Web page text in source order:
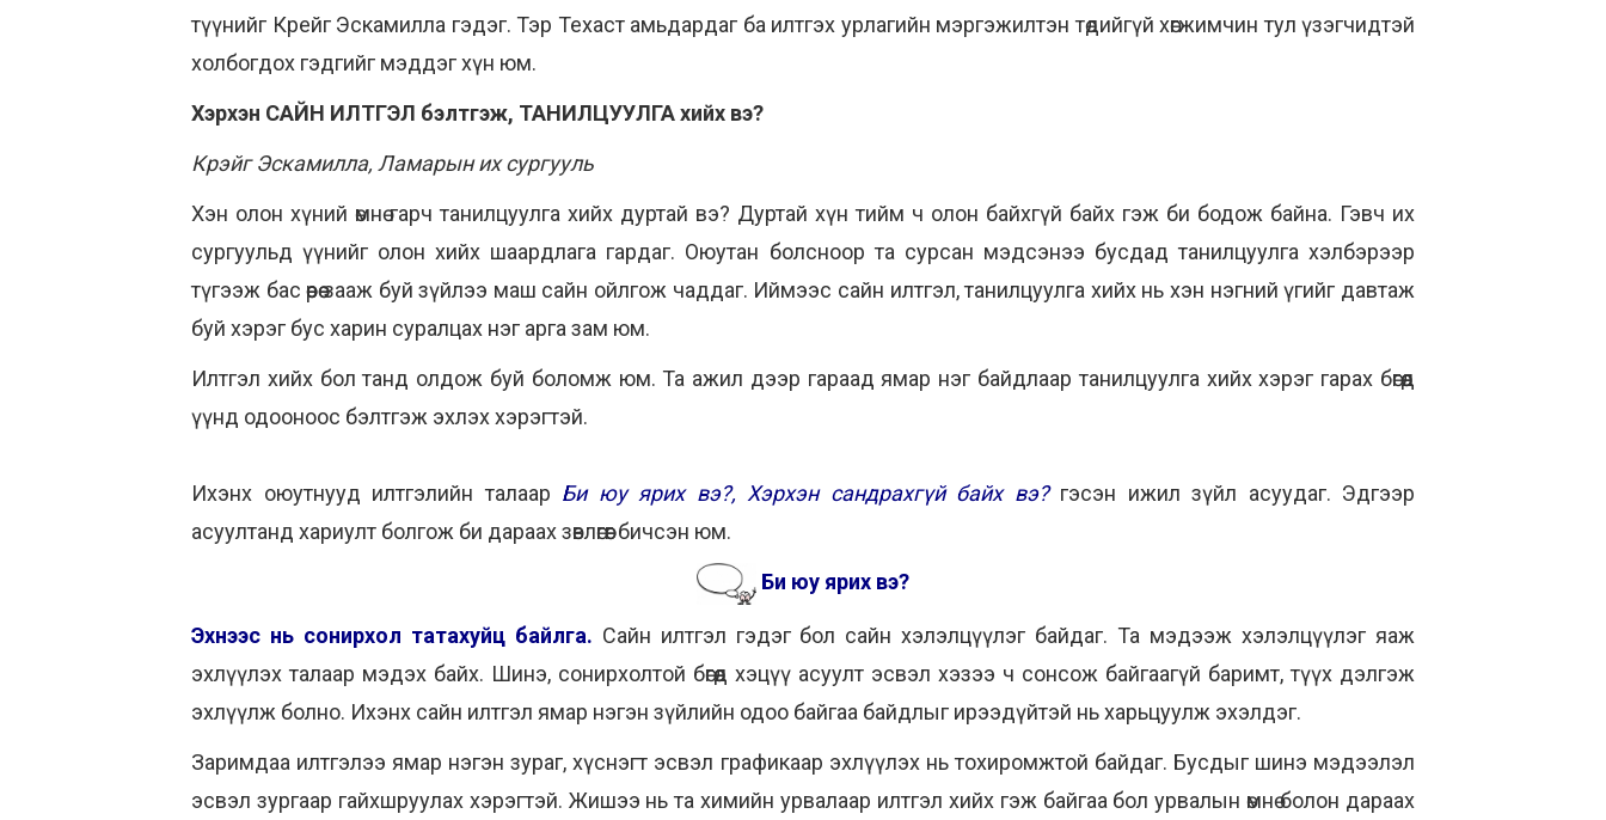
түүнийг Крейг Эскамилла гэдэг. Тэр Техаст амьдардаг ба илтгэх урлагийн мэргэжилтэн төдийгүй хөгжимчин тул үзэгчидтэй
холбогдох гэдгийг мэддэг хүн юм.
Хэрхэн САЙН ИЛТГЭЛ бэлтгэж, ТАНИЛЦУУЛГА хийх вэ?
Крэйг Эскамилла, Ламарын их сургууль
Хэн олон хүний өмнө гарч танилцуулга хийх дуртай вэ? Дуртай хүн тийм ч олон байхгүй байх гэж би бодож байна. Гэвч их
сургуульд үүнийг олон хийх шаардлага гардаг. Оюутан болсноор та сурсан мэдсэнээ бусдад танилцуулга хэлбэрээр
түгээж бас өөрөө зааж буй зүйлээ маш сайн ойлгож чаддаг. Иймээс сайн илтгэл, танилцуулга хийх нь хэн нэгний үгийг давтаж
буй хэрэг бус харин суралцах нэг арга зам юм.
Илтгэл хийх бол танд олдож буй боломж юм. Та ажил дээр гараад ямар нэг байдлаар танилцуулга хийх хэрэг гарах бөгөөд
үүнд одооноос бэлтгэж эхлэх хэрэгтэй.
Ихэнх оюутнууд илтгэлийн талаар Би юу ярих вэ?, Хэрхэн сандрахгүй байх вэ?гэсэн ижил зүйл асуудаг. Эдгээр
асуултанд хариулт болгож би дараах зөвлөгөөг бичсэн юм.
Би юу ярих вэ?
Эхнээс нь сонирхол татахуйц байлга. Сайн илтгэл гэдэг бол сайн хэлэлцүүлэг байдаг. Та мэдээж хэлэлцүүлэг яаж
эхлүүлэх талаар мэдэх байх. Шинэ, сонирхолтой бөгөөд хэцүү асуулт эсвэл хэзээ ч сонсож байгаагүй баримт, түүх дэлгэж
эхлүүлж болно. Ихэнх сайн илтгэл ямар нэгэн зүйлийн одоо байгаа байдлыг ирээдүйтэй нь харьцуулж эхэлдэг.
Заримдаа илтгэлээ ямар нэгэн зураг, хүснэгт эсвэл графикаар эхлүүлэх нь тохиромжтой байдаг. Бусдыг шинэ мэдээлэл
эсвэл зургаар гайхшруулах хэрэгтэй. Жишээ нь та химийн урвалаар илтгэл хийх гэж байгаа бол урвалын өмнө болон дараах